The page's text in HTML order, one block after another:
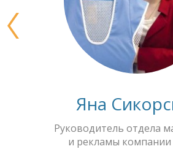
Яна
Руководитель отдела
и рекламы компании